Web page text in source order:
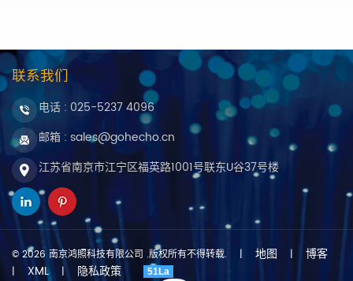
联系我们
电话 : 025-5237 4096
邮箱 : sales@gohecho.cn
江苏省南京市江宁区福英路1001号联东U谷37号楼
© 2026 南京鸿照科技有限公司 .版权所有不得转载. | 地图 | 博客
| XML | 隐私政策 51La